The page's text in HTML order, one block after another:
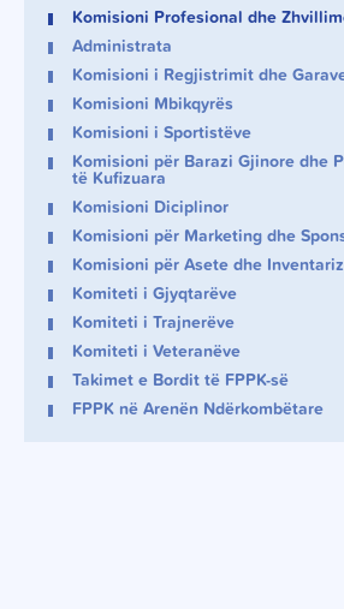
Komisioni Profesional dhe
Administrata
Komisioni i Regjistrimit dhe
Komisioni Mbikqyrës
Komisioni i Sportistëve
Komisioni për Barazi Gjinore dhe
të Kufizuara
Komisioni Diciplinor
Komisioni për Marketing dhe
Komisioni për Asete dhe
Komiteti i Gjyqtarëve
Komiteti i Trajnerëve
Komiteti i Veteranëve
Takimet e Bordit të FPPK-së
FPPK në Arenën Ndërkombëtare